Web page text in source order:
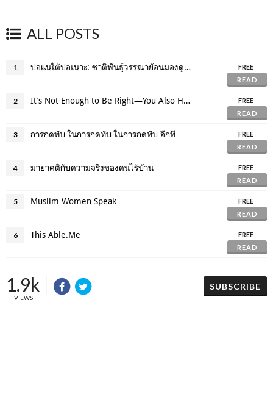
ALL POSTS
1 ปอแนใต้ปอเนาะ: ชาติพันธุ์วรรณาย้อนมองดูตัวเองของ“เควียร์มุสลิม”
FREE
READ
2 It’s Not Enough to Be Right—You Also Have to Be Kind
FREE
READ
3 การกดทับ ในการกดทับ ในการกดทับ อีกที
FREE
READ
4 มายาคติกับความจริงของคนไร้บ้าน
FREE
READ
5 Muslim Women Speak
FREE
READ
6 This Able.Me
FREE
READ
1.9k
VIEWS
SUBSCRIBE